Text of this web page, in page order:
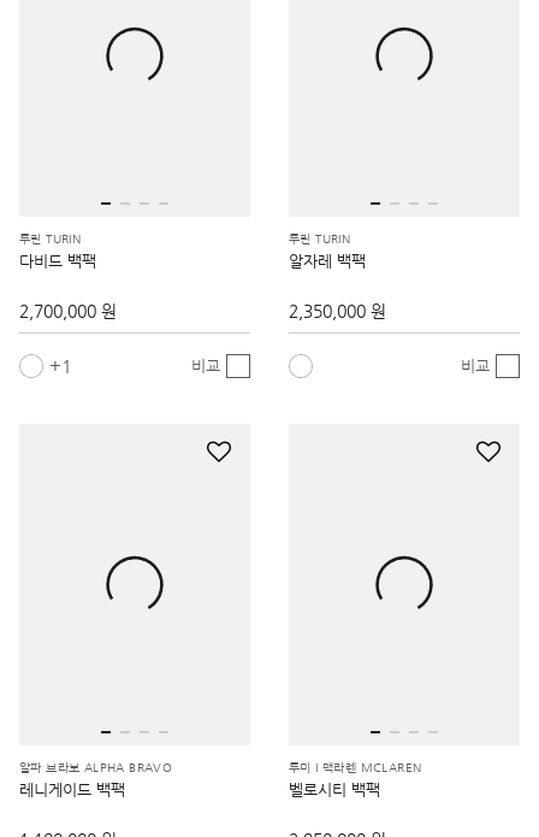
투린 TURIN
다비드 백팩
2,700,000 원
1 비교
투린 TURIN
알자레 백팩
2,350,000 원
비교
알파 브라보 ALPHA BRAVO
레니게이드 백팩
투미 I 맥라렌 MCLAREN
벨로시티 백팩